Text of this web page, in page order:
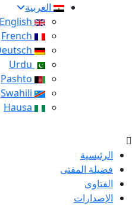
العربية
الرئيسية
فضيلة المفتى
الفتاوى
الإصدارات